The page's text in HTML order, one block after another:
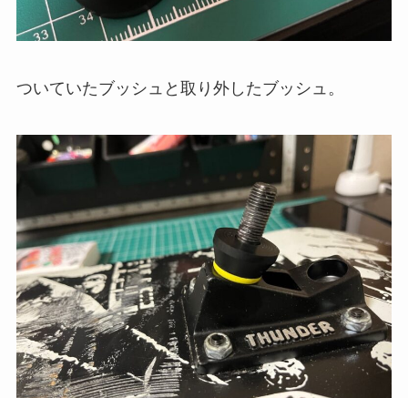
ついていたブッシュと取り外したブッシュ。